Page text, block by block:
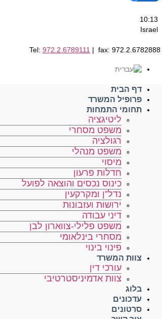
10:13
Israel
Tel: 972.2.6789111 | fax: 972.2.6782888
דף הבית
פרופיל המשרד
תחומי התמחות
ליטיגציה
משפט מסחרי
רגולציה
משפט מנהלי
מיסוי
חדלות פרעון
כינוס נכסים והוצאה לפועל
נדל”ן ומקרקעין
ירושות ועזבונות
דיני עבודה
משפט פלילי-צווארון לבן
מסחרי בינלאומי
פינוי בינוי
צוות המשרד
עורכי דין
צוות אדמיניסטרטיבי
בלוג
עדכונים
סרטונים